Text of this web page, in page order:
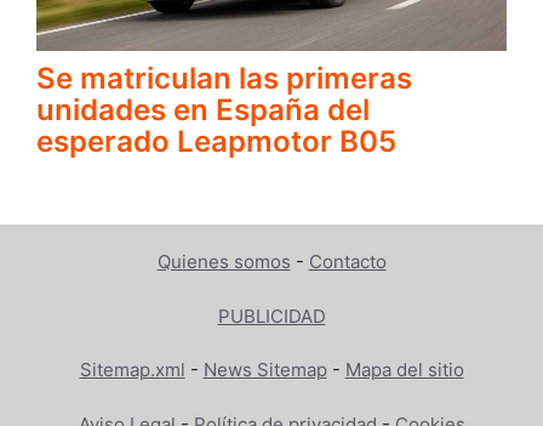
Se matriculan las primeras
unidades en España del
esperado Leapmotor B05
Quienes somos - Contacto
PUBLICIDAD
Sitemap.xml - News Sitemap- Mapa del sitio